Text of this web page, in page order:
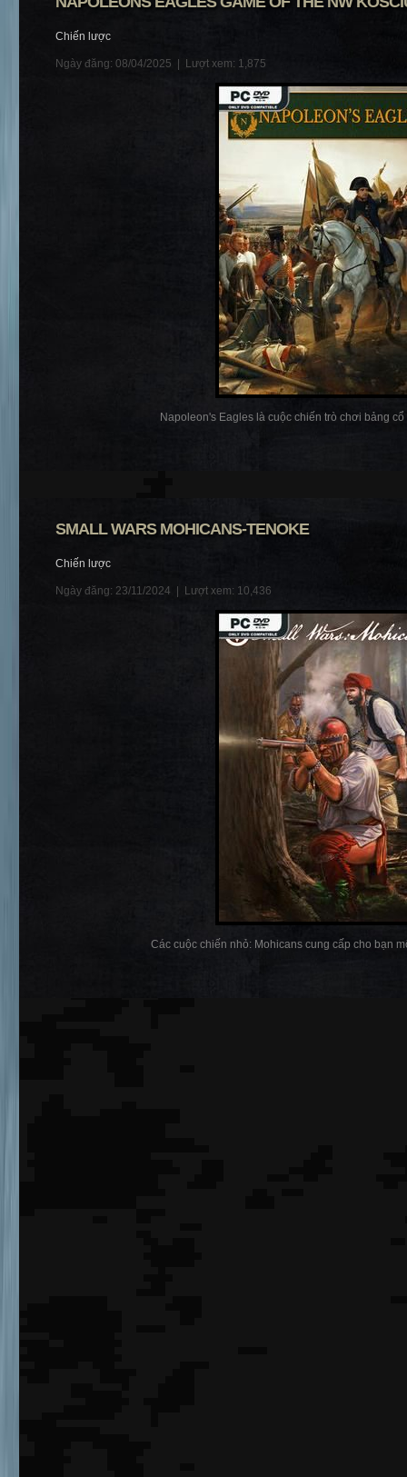
Chiến lược
Ngày đăng: 08/04/2025 | Lượt xem: 1,875
Napoleon's Eagles là cuộc chiến trò chơi bảng
SMALL WARS MOHICANS-TENOKE
Chiến lược
Ngày đăng: 23/11/2024 | Lượt xem: 10,436
Các cuộc chiến nhỏ: Mohicans cung cấp cho bạn